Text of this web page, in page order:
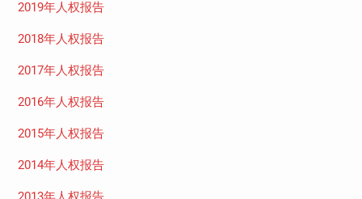
2019年人权报告
2018年人权报告
2017年人权报告
2016年人权报告
2015年人权报告
2014年人权报告